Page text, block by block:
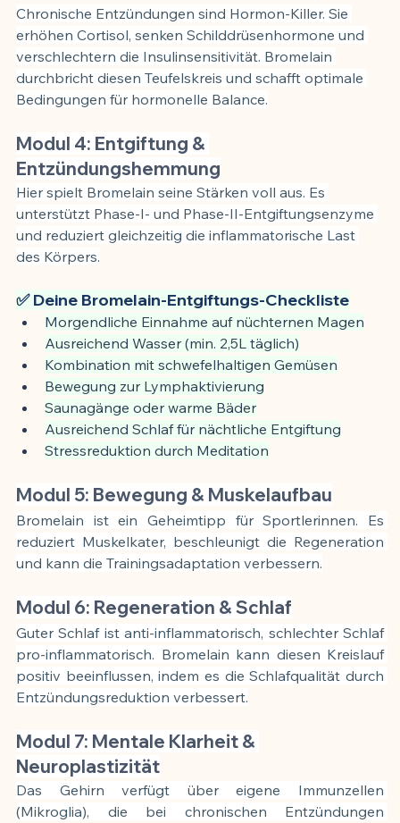
Chronische Entzündungen sind Hormon-Killer. Sie
erhöhen Cortisol, senken Schilddrüsenhormone und
verschlechtern die Insulinsensitivität. Bromelain
durchbricht diesen Teufelskreis und schafft optimale
Bedingungen für hormonelle Balance.
Modul 4: Entgiftung &
Entzündungshemmung
Hier spielt Bromelain seine Stärken voll aus. Es
unterstützt Phase-I- und Phase-II-Entgiftungsenzyme
und reduziert gleichzeitig die inflammatorische Last
des Körpers.
✅ Deine Bromelain-Entgiftungs-Checkliste
Morgendliche Einnahme auf nüchternen Magen
Ausreichend Wasser (min. 2,5L täglich)
Kombination mit schwefelhaltigen Gemüsen
Bewegung zur Lymphaktivierung
Saunagänge oder warme Bäder
Ausreichend Schlaf für nächtliche Entgiftung
Stressreduktion durch Meditation
Modul 5: Bewegung & Muskelaufbau
Bromelain ist ein Geheimtipp für Sportlerinnen. Es
reduziert Muskelkater, beschleunigt die Regeneration
und kann die Trainingsadaptation verbessern.
Modul 6: Regeneration & Schlaf
Guter Schlaf ist anti-inflammatorisch, schlechter Schlaf
pro-inflammatorisch. Bromelain kann diesen Kreislauf
positiv beeinflussen, indem es die Schlafqualität durch
Entzündungsreduktion verbessert.
Modul 7: Mentale Klarheit &
Neuroplastizität
Das Gehirn verfügt über eigene Immunzellen
(Mikroglia), die bei chronischen Entzündungen